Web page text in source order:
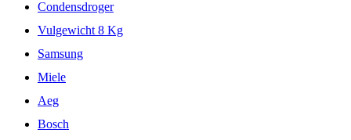
Condensdroger
Vulgewicht 8 Kg
Samsung
Miele
Aeg
Bosch